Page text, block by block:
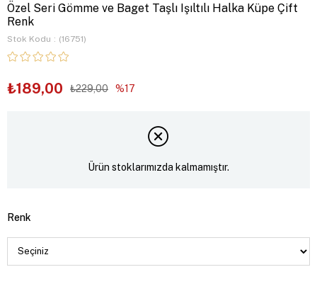
Özel Seri Gömme ve Baget Taşlı Işıltılı Halka Küpe Çift
Renk
Stok Kodu (16751)
₺229,00
₺189,00 17
Ürün stoklarımızda kalmamıştır.
Renk